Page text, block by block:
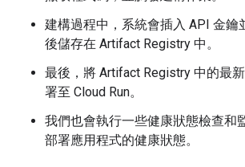
建構過程中，系統會插入 API 金鑰
後儲存在 Artifact Registry 中。
最後，將 Artifact Registry 中的最
署至 Cloud Run。
我們也會執行一些健康狀態檢查和
部署應用程式的健康狀態。